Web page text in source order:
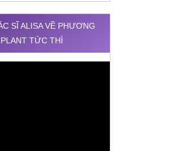
SĨ ALISA VỀ PHƯƠNG
TỨC THÌ